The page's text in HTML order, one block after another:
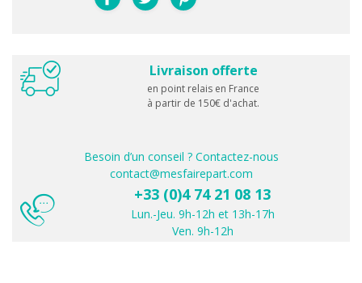
Livraison offerte
en point relais en France
à partir de 150€ d'achat.
Besoin d’un conseil ? Contactez-nous
contact@mesfairepart.com
+33 (0)4 74 21 08 13
Lun.-Jeu. 9h-12h et 13h-17h
Ven. 9h-12h